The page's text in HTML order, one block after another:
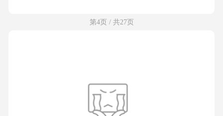
第4页 / 共27页